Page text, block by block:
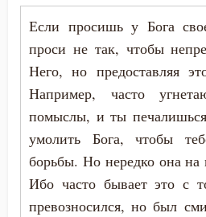
Страх Божий
Страшный суд
Стыд
Счастье
Если просишь у Бога
проси не так, чтобы
Него, но предоставляя
Например, часто
помыслы, и ты
умолить Бога, чтобы
борьбы. Но нередко она на
Ибо часто бывает это с
превозносился, но был